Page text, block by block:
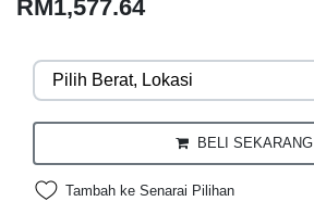
RM1,577.64
BELI SEKARANG
Tambah ke Senarai Pilihan